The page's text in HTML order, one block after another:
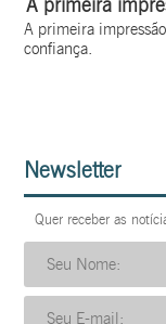
A primeira
A primeira
confiança.
Newsletter
Quer receber as